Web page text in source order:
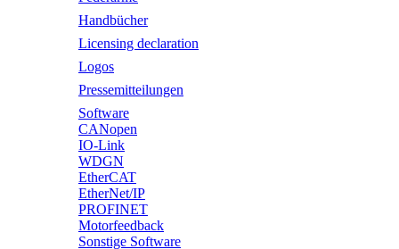
Handbücher
Licensing declaration
Logos
Pressemitteilungen
Software
CANopen
IO-Link
WDGN
EtherCAT
EtherNet/IP
PROFINET
Motorfeedback
Sonstige Software